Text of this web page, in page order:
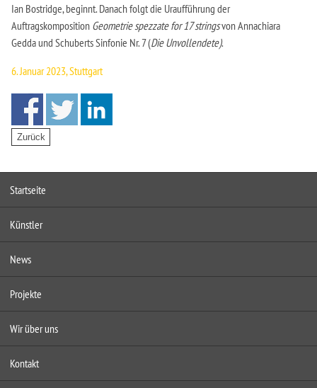
Ian Bostridge, beginnt. Danach folgt die Uraufführung der
Auftragskomposition Geometrie spezzate for 17 stringsvon Annachiara
Gedda und Schuberts Sinfonie Nr. 7 (Die Unvollendete).
6. Januar 2023, Stuttgart
Startseite
Künstler
News
Projekte
Wir über uns
Kontakt